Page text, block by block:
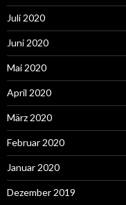
Juli 2020
Juni 2020
Mai 2020
April 2020
März 2020
Februar 2020
Januar 2020
Dezember 2019